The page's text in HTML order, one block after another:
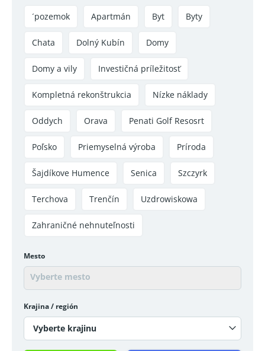
´pozemok Apartmán Byt Byty
Chata Dolný Kubín Domy
Domy a vily Investičná príležitosť
Kompletná rekonštrukcia Nízke náklady
Oddych Orava Penati Golf Resosrt
Poľsko Priemyselná výroba Príroda
Šajdíkove Humence Senica Szczyrk
Terchova Trenčín Uzdrowiskowa
Zahraničné nehnuteľnosti
Mesto
Krajina / región
Vyberte krajinu